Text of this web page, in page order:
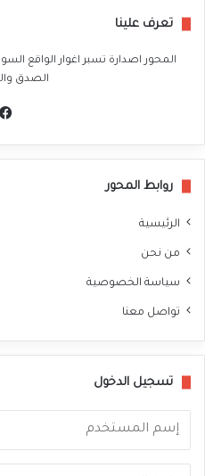
تعرف علينا
المحور اصدارة تسبر اغوار الواقع
الصدق
روابط المحور
الرئيسية
من نحن
سياسة الخصوصية
تواصل معنا
تسجيل الدخول